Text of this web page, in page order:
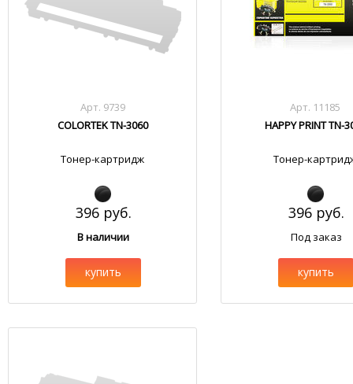
Арт. 9739
COLORTEK TN-3060
Тонер-картридж
396 руб.
В наличии
купить
Арт. 11185
HAPPY PRINT TN-
Тонер-
396 руб.
Под заказ
купить